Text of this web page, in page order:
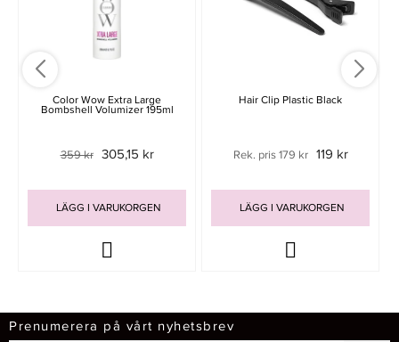
Color Wow Extra Large
Bombshell Volumizer 195ml
359 kr 305,15 kr
LÄGG I VARUKORGEN
Hair Clip Plastic Black
Rek. pris 179 kr 119 kr
LÄGG I VARUKORGEN
Prenumerera på vårt nyhetsbrev